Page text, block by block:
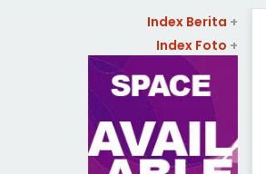
Index Berita +
Index Foto +